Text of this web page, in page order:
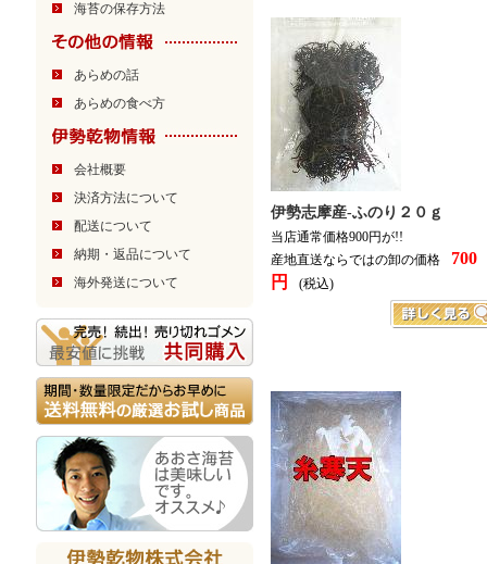
海苔の保存方法
あらめの話
あらめの食べ方
会社概要
決済方法について
配送について
納期・返品について
海外発送について
伊勢志摩産-ふのり２０ｇ
当店通常価格900円が!!
産地直送ならではの卸の価格
700
円
(税込)